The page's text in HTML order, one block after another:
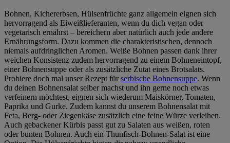
Bohnen, Kichererbsen, Hülsenfrüchte ganz allgemein eignen sich
hervorragend als Eiweißlieferanten, wenn du dich vegan oder
vegetarisch ernährst – bereichern aber natürlich auch jede andere
Ernährungsform. Dazu kommen die charakteristischen, dennoch
niemals aufdringlichen Aromen. Weiße Bohnen passen dank ihrer
weichen Konsistenz zudem hervorragend zu einem Bohneneintopf,
einer Bohnensuppe oder als zusätzliche Zutat eines Brotsalats.
Probiere doch mal unser Rezept fürserbische Bohnensuppe. Wenn
du deinen Bohnensalat selber machst und ihn gerne noch etwas
verfeinern möchtest, eignen sich wiederum Maiskörner, Tomaten,
Paprika und Gurke. Zudem kannst du unserem Bohnensalat mit
Feta, Berg- oder Ziegenkäse zusätzlich eine feine Würze verleihen.
Auch gebackener Kürbis passt gut zu Salaten aus weißen, roten
oder bunten Bohnen. Auch ein Thunfisch-Bohnen-Salat ist eine